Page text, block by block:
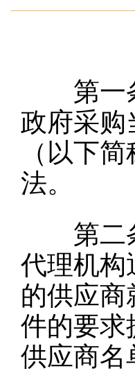
第一
政府采购
（以下
法。
第二
代理机构
的供应商
件的要求
供应商名